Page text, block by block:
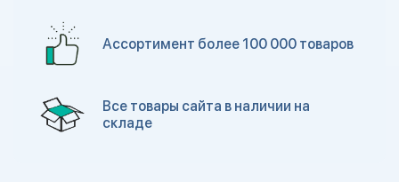
Ассортимент более 100 000 товаров
Все товары сайта в наличии на
складе